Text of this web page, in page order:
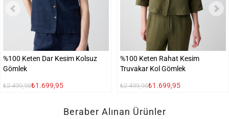
%100 Keten Dar Kesim Kolsuz
Gömlek
₺2.499,95₺1.699,95
%100 Keten Rahat Kesim
Truvakar Kol Gömlek
₺2.499,95₺1.699,95
Beraber Alınan Ürünler